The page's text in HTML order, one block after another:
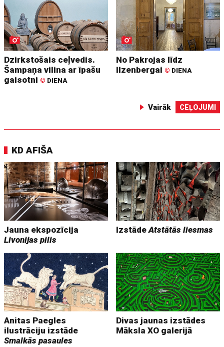
Dzirkstošais ceļvedis.
Šampaņa vilina ar īpašu
gaisotni © DIENA
No Pakrojas līdz
Ilzenbergai © DIENA
Vairāk CEĻOJUMI
KD AFIŠA
Jauna ekspozīcija
Livonijas pilis
IzstādeAtstātās liesmas
Anitas Paegles
ilustrāciju izstāde
Smalkās pasaules
Divas jaunas izstādes
Māksla XO galerijā